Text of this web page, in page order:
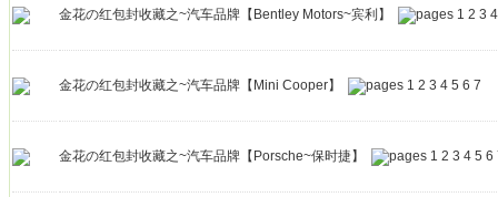
金花の红包封收藏之~汽车品牌【Bentley Motors~宾利】 1 2 3 4
金花の红包封收藏之~汽车品牌【Mini Cooper】 1 2 3 4 5 6 7
金花の红包封收藏之~汽车品牌【Porsche~保时捷】 1 2 3 4 5 6